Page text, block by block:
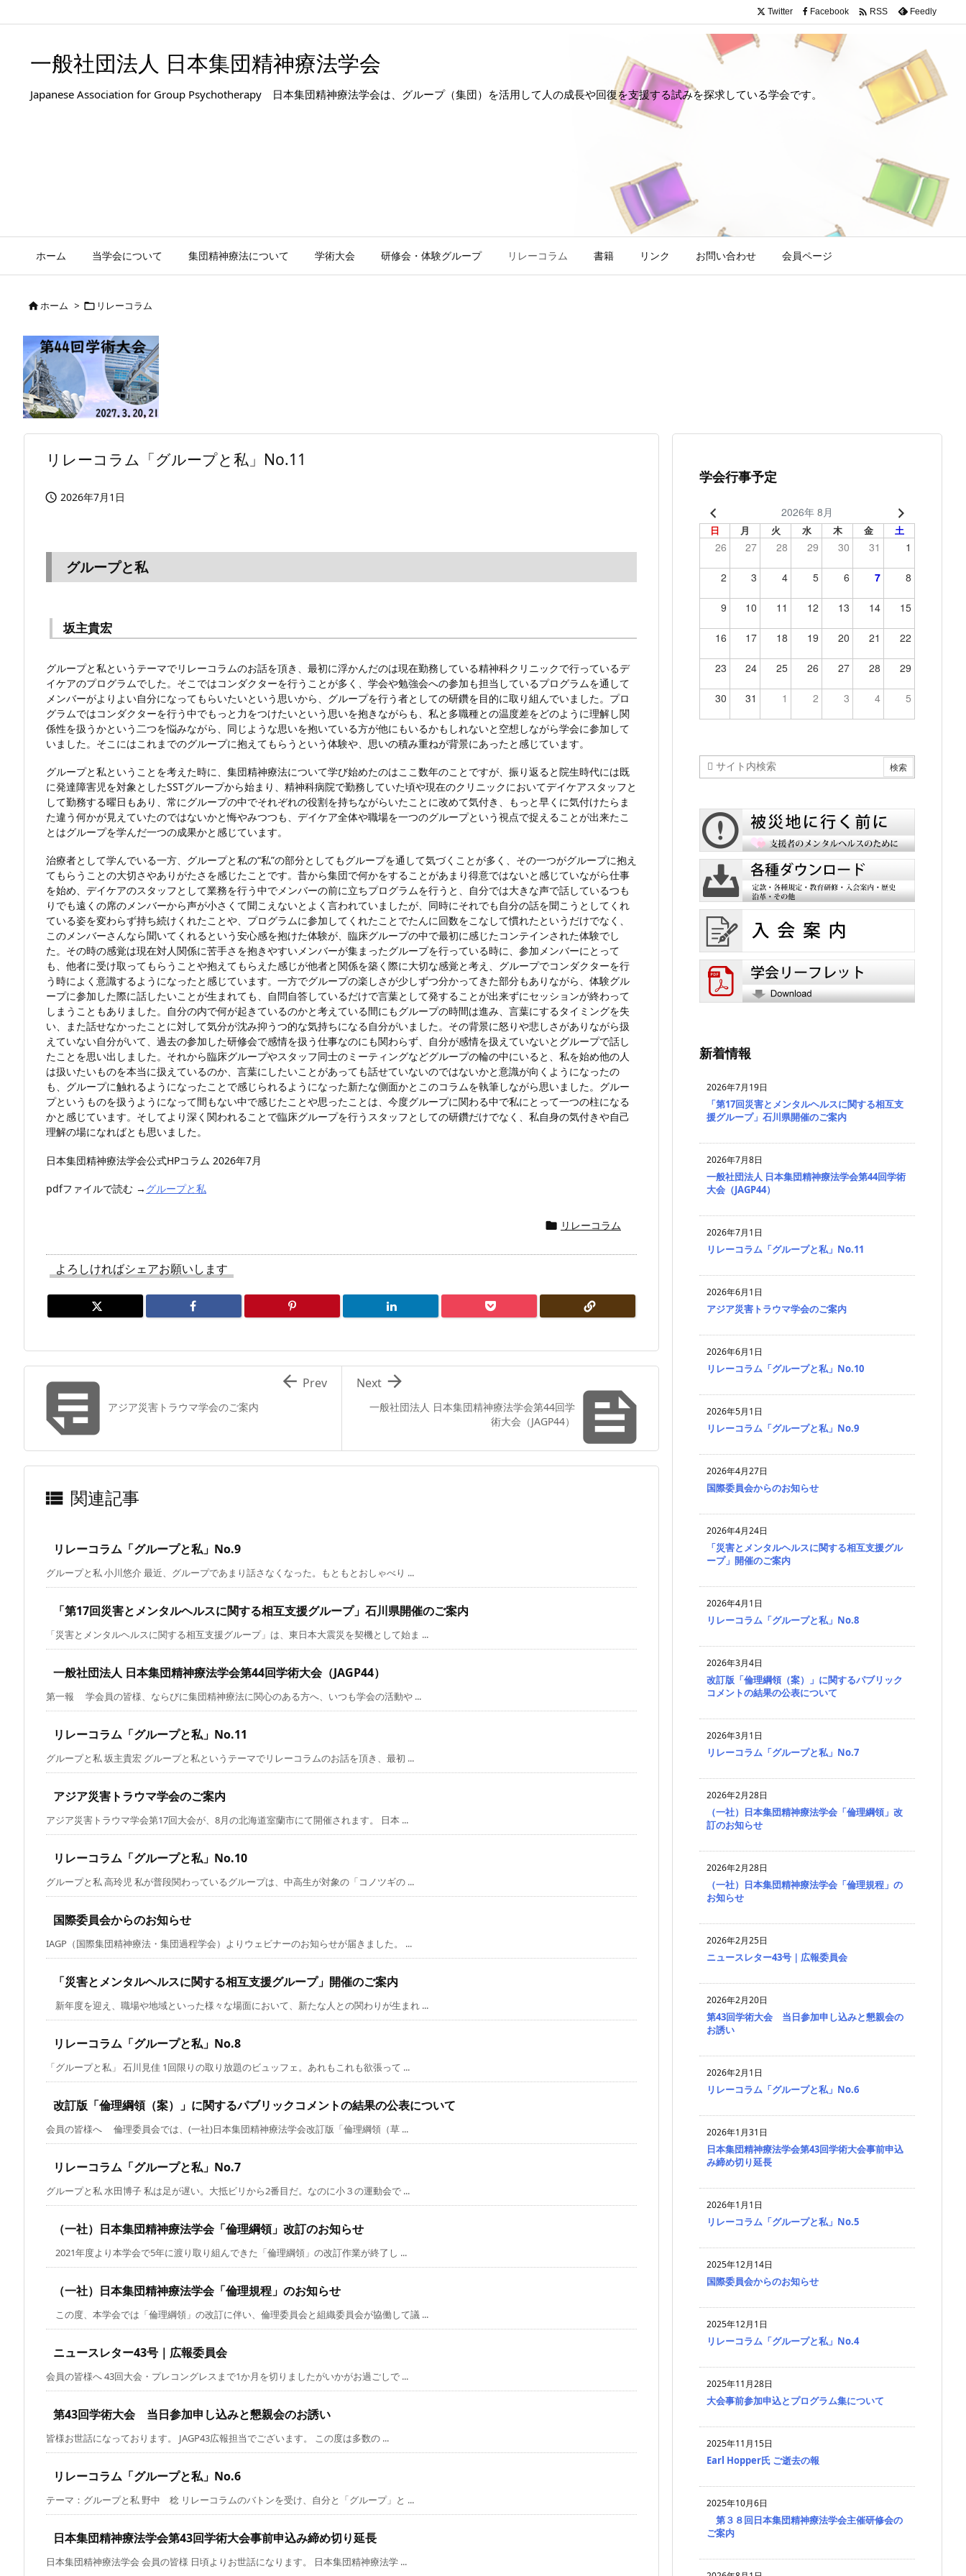
一般社団法人 日本集団精神療法学会
Japanese Association for Group Psychotherapy 日本集団精神療法学会は、グループ（集団）を活用して人の成長や回復を支援する試みを探求している学会です。
ホーム 当学会について 集団精神療法について 学術大会 研修会・体験グループ リレーコラム 書籍 リンク お問い合わせ 会員ページ
Twitter Facebook  RSS Feedly
ホーム >  リレーコラム
リレーコラム「グループと私」No.11
 2026年7月1日
グループと私
坂主貴宏
グループと私というテーマでリレーコラムのお話を頂き、最初に浮かんだのは現在勤務している精神科クリニックで行っているデ
イケアのプログラムでした。そこではコンダクターを行うことが多く、学会や勉強会への参加も担当しているプログラムを通して
メンバーがよりよい自分になってもらいたいという思いから、グループを行う者としての研鑽を目的に取り組んでいました。プロ
グラムではコンダクターを行う中でもっと力をつけたいという思いを抱きながらも、私と多職種との温度差をどのように理解し関
係性を扱うかという二つを悩みながら、同じような思いを抱いている方が他にもいるかもしれないと空想しながら学会に参加して
いました。そこにはこれまでのグループに抱えてもらうという体験や、思いの積み重ねが背景にあったと感じています。
グループと私ということを考えた時に、集団精神療法について学び始めたのはここ数年のことですが、振り返ると院生時代には既
に発達障害児を対象としたSSTグループから始まり、精神科病院で勤務していた頃や現在のクリニックにおいてデイケアスタッフと
して勤務する曜日もあり、常にグループの中でそれぞれの役割を持ちながらいたことに改めて気付き、もっと早くに気付けたらま
た違う何かが見えていたのではないかと悔やみつつも、デイケア全体や職場を一つのグループという視点で捉えることが出来たこ
とはグループを学んだ一つの成果かと感じています。
治療者として学んでいる一方、グループと私の“私”の部分としてもグループを通して気づくことが多く、その一つがグループに抱え
てもらうことの大切さやありがたさを感じたことです。昔から集団で何かをすることがあまり得意ではないと感じていながら仕事
を始め、デイケアのスタッフとして業務を行う中でメンバーの前に立ちプログラムを行うと、自分では大きな声で話しているつも
りでも遠くの席のメンバーから声が小さくて聞こえないとよく言われていましたが、同時にそれでも自分の話を聞こうとしてくれ
ている姿を変わらず持ち続けくれたことや、プログラムに参加してくれたことでたんに回数をこなして慣れたというだけでなく、
このメンバーさんなら聞いてくれるという安心感を抱けた体験が、臨床グループの中で最初に感じたコンテインされた体験でし
た。その時の感覚は現在対人関係に苦手さを抱きやすいメンバーが集まったグループを行っている時に、参加メンバーにとって
も、他者に受け取ってもらうことや抱えてもらえた感じが他者と関係を築く際に大切な感覚と考え、グループでコンダクターを行
う時によく意識するようになったと感じています。一方でグループの楽しさが少しずつ分かってきた部分もありながら、体験グル
ープに参加した際に話したいことが生まれても、自問自答しているだけで言葉として発することが出来ずにセッションが終わって
しまうこともありました。自分の内で何が起きているのかと考えている間にもグループの時間は進み、言葉にするタイミングを失
い、また話せなかったことに対して気分が沈み抑うつ的な気持ちになる自分がいました。その背景に怒りや悲しさがありながら扱
えていない自分がいて、過去の参加した研修会で感情を扱う仕事なのにも関わらず、自分が感情を扱えていないとグループで話し
たことを思い出しました。それから臨床グループやスタッフ同士のミーティングなどグループの輪の中にいると、私を始め他の人
は扱いたいものを本当に扱えているのか、言葉にしたいことがあっても話せていないのではないかと意識が向くようになったの
も、グループに触れるようになったことで感じられるようになった新たな側面かとこのコラムを執筆しながら思いました。グルー
プというものを扱うようになって間もない中で感じたことや思ったことは、今度グループに関わる中で私にとって一つの柱になる
かと感じています。そしてより深く関われることで臨床グループを行うスタッフとしての研鑽だけでなく、私自身の気付きや自己
理解の場になればとも思いました。
日本集団精神療法学会公式HPコラム 2026年7月
pdfファイルで読む → グループと私
 リレーコラム
よろしければシェアお願いします

一般社団法人 日本集団精神療法学会第44回学
術大会（JAGP44）

Next
アジア災害トラウマ学会のご案内
 Prev
 関連記事
リレーコラム「グループと私」No.9
グループと私 小川悠介 最近、グループであまり話さなくなった。もともとおしゃべり ...
「第17回災害とメンタルヘルスに関する相互支援グループ」石川県開催のご案内
「災害とメンタルヘルスに関する相互支援グループ」は、東日本大震災を契機として始ま ...
一般社団法人 日本集団精神療法学会第44回学術大会（JAGP44）
第一報 学会員の皆様、ならびに集団精神療法に関心のある方へ、いつも学会の活動や ...
リレーコラム「グループと私」No.11
グループと私 坂主貴宏 グループと私というテーマでリレーコラムのお話を頂き、最初 ...
アジア災害トラウマ学会のご案内
アジア災害トラウマ学会第17回大会が、8月の北海道室蘭市にて開催されます。 日本 ...
リレーコラム「グループと私」No.10
グループと私 高玲児 私が普段関わっているグループは、中高生が対象の「コノツギの ...
国際委員会からのお知らせ
IAGP（国際集団精神療法・集団過程学会）よりウェビナーのお知らせが届きました。 ...
「災害とメンタルヘルスに関する相互支援グループ」開催のご案内
新年度を迎え、職場や地域といった様々な場面において、新たな人との関わりが生まれ ...
リレーコラム「グループと私」No.8
「グループと私」 石川見佳 1回限りの取り放題のビュッフェ。あれもこれも欲張って ...
改訂版「倫理綱領（案）」に関するパブリックコメントの結果の公表について
会員の皆様へ 倫理委員会では、(一社)日本集団精神療法学会改訂版「倫理綱領（草 ...
リレーコラム「グループと私」No.7
グループと私 水田博子 私は足が遅い。大抵ビリから2番目だ。なのに小３の運動会で ...
（一社）日本集団精神療法学会「倫理綱領」改訂のお知らせ
2021年度より本学会で5年に渡り取り組んできた「倫理綱領」の改訂作業が終了し ...
（一社）日本集団精神療法学会「倫理規程」のお知らせ
この度、本学会では「倫理綱領」の改訂に伴い、倫理委員会と組織委員会が協働して議 ...
ニュースレター43号｜広報委員会
会員の皆様へ 43回大会・プレコングレスまで1か月を切りましたがいかがお過ごしで ...
第43回学術大会 当日参加申し込みと懇親会のお誘い
皆様お世話になっております。 JAGP43広報担当でございます。 この度は多数の ...
リレーコラム「グループと私」No.6
テーマ：グループと私 野中 稔 リレーコラムのバトンを受け、自分と「グループ」と ...
日本集団精神療法学会第43回学術大会事前申込み締め切り延長
日本集団精神療法学会 会員の皆様 日頃よりお世話になります。 日本集団精神療法学 ...
学会行事予定
2026年 8月
日 月 火 水 木 金 土
26 27 28 29 30 31 1
2 3 4 5 6 7 8
9 10 11 12 13 14 15
16 17 18 19 20 21 22
23 24 25 26 27 28 29
30 31 1 2 3 4 5
新着情報
2026年7月19日
「第17回災害とメンタルヘルスに関する相互支
援グループ」石川県開催のご案内
2026年7月8日
一般社団法人 日本集団精神療法学会第44回学術
大会（JAGP44）
2026年7月1日
リレーコラム「グループと私」No.11
2026年6月1日
アジア災害トラウマ学会のご案内
2026年6月1日
リレーコラム「グループと私」No.10
2026年5月1日
リレーコラム「グループと私」No.9
2026年4月27日
国際委員会からのお知らせ
2026年4月24日
「災害とメンタルヘルスに関する相互支援グル
ープ」開催のご案内
2026年4月1日
リレーコラム「グループと私」No.8
2026年3月4日
改訂版「倫理綱領（案）」に関するパブリック
コメントの結果の公表について
2026年3月1日
リレーコラム「グループと私」No.7
2026年2月28日
（一社）日本集団精神療法学会「倫理綱領」改
訂のお知らせ
2026年2月28日
（一社）日本集団精神療法学会「倫理規程」の
お知らせ
2026年2月25日
ニュースレター43号｜広報委員会
2026年2月20日
第43回学術大会 当日参加申し込みと懇親会の
お誘い
2026年2月1日
リレーコラム「グループと私」No.6
2026年1月31日
日本集団精神療法学会第43回学術大会事前申込
み締め切り延長
2026年1月1日
リレーコラム「グループと私」No.5
2025年12月14日
国際委員会からのお知らせ
2025年12月1日
リレーコラム「グループと私」No.4
2025年11月28日
大会事前参加申込とプログラム集について
2025年11月15日
Earl Hopper氏 ご逝去の報
2025年10月6日
第３８回日本集団精神療法学会主催研修会の
ご案内